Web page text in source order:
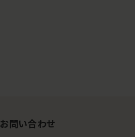
お問い合わせ